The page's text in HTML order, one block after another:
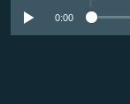
ПОБЕДИТЕЛЕЙ НЕ
ПРИСОЕДИНЯЙТЕСЬ!
0:00